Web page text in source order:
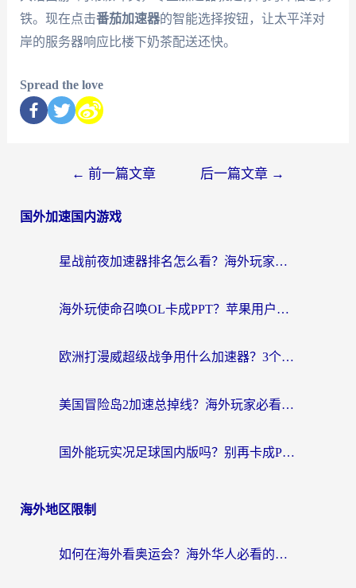
铁。现在点击番茄加速器的智能选择按钮，让太平洋对
岸的服务器响应比楼下奶茶配送还快。
Spread the love
← 前一篇文章 后一篇文章 →
国外加速国内游戏
星战前夜加速器排名怎么看？海外玩家国服游戏畅玩终极指南（附欧洲玩跑跑我的起源解决方案）
海外玩使命召唤OL卡成PPT？苹果用户必看：使命召唤OL国外加速器下载苹果版指南
欧洲打漫威超级战争用什么加速器？3个海外游戏卡顿问题一次解决（附实测推荐）
美国冒险岛2加速总掉线？海外玩家必看的国服游戏加速器选择指南
国外能玩实况足球国内版吗？别再卡成PPT！海外党国服游戏加速全攻略
海外地区限制
如何在海外看奥运会？海外华人必看的体育赛事直播终极指南